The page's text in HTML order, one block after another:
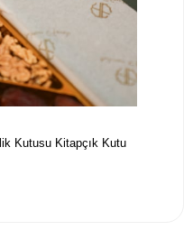
Kutusu Kitapçık Kutu